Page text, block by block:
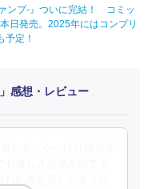
ンプ-』ついに完結！ コミッ
日発売。2025年にはコンプリ
予定！
感想・レビュー